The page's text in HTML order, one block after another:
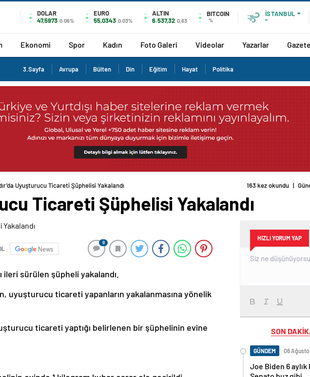
DOLAR
47,5973 0.06%
EURO
55,0343 0.03%
ALTIN
6.537,32 0,63
BITCOIN
%
İSTANBUL
°
Ekonomi Spor Kadın Foto Galeri Videolar Yazarlar
3.Sayfa Avrupa Bülten Din Eğitim Hayat Politika
Uyuşturucu Ticareti Şüphelisi Yakalandı 163 kez okundu |
Ticareti Şüphelisi Yakalandı
News
0
ileri sürülen şüpheli yakalandı.
uyuşturucu ticareti yapanların yakalanmasına yönelik
ticareti yaptığı belirlenen bir şüphelinin evine
HIZLI YORUM YAP
SON
GÜNDEM 06
Joe Biden 6 aylık